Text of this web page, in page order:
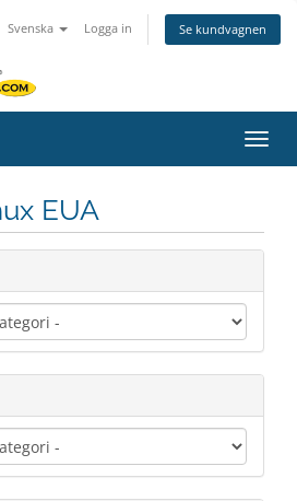
Svenska Logga in Se kundvagnen
Växla
EUA